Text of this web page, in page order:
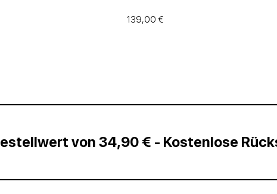
139,00 €
von 34,90 € - Kostenlose